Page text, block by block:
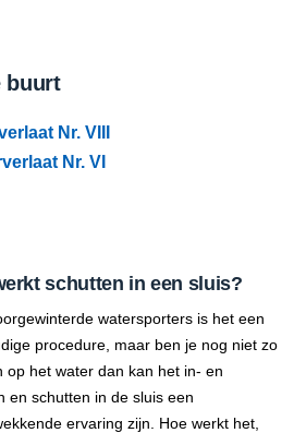
buurt
Nr. VIII
Nr. VI
schutten in een sluis?
watersporters is het een
procedure, maar ben je nog niet zo
op het water dan kan het in- en
en schutten in de sluis een
ervaring zijn. Hoe werkt het,